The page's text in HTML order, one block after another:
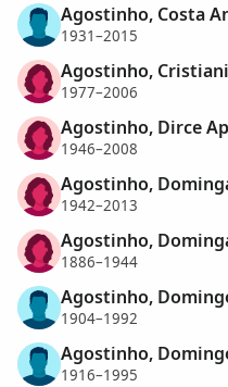
Agostinho, Costa
1931–2015
Agostinho,
1977–2006
Agostinho, Dirce
1946–2008
Agostinho,
1942–2013
Agostinho,
1886–1944
Agostinho,
1904–1992
Agostinho,
1916–1995